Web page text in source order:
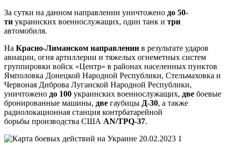
За сутки на данном направлении уничтожено до 50-
ти украинских военнослужащих, один танк и три
автомобиля.
На Красно-Лиманском направлении в результате ударов
авиации, огня артиллерии и тяжелых огнеметных систем
группировки войск «Центр» в районах населенных пунктов
Ямполовка Донецкой Народной Республики, Стельмаховка и
Червоная Диброва Луганской Народной Республики,
уничтожено до 100 украинских военнослужащих, две боевые
бронированные машины, две гаубицы Д-30, а также
радиолокационная станция контрбатарейной
борьбы производства США AN/TPQ-37.